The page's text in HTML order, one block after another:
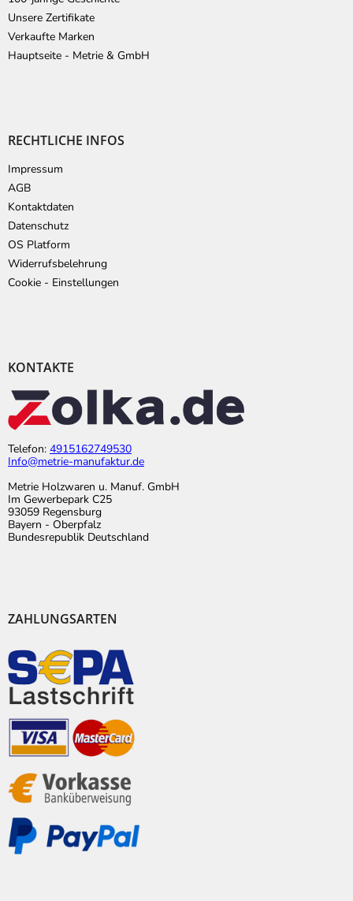
Unsere Zertifikate
Verkaufte Marken
Hauptseite - Metrie & GmbH
RECHTLICHE INFOS
Impressum
AGB
Kontaktdaten
Datenschutz
OS Platform
Widerrufsbelehrung
Cookie - Einstellungen
KONTAKTE
Telefon: 4915162749530
Info@metrie-manufaktur.de
Metrie Holzwaren u. Manuf. GmbH
Im Gewerbepark C25
93059 Regensburg
Bayern - Oberpfalz
Bundesrepublik Deutschland
ZAHLUNGSARTEN